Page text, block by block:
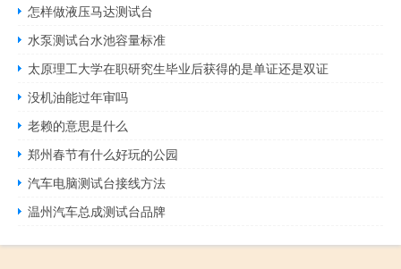
怎样做液压马达测试台
水泵测试台水池容量标准
太原理工大学在职研究生毕业后获得的是单证还是双证
没机油能过年审吗
老赖的意思是什么
郑州春节有什么好玩的公园
汽车电脑测试台接线方法
温州汽车总成测试台品牌